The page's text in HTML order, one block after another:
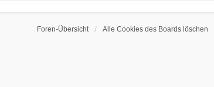
Foren-Übersicht Alle Cookies des Boards löschen